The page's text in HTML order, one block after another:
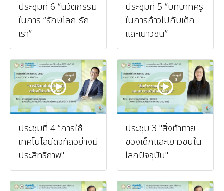
ประชุมที่ 6 “นวัตกรรม
ในการ “รักษ์โลก รัก
เรา”
ประชุมที่ 5 “บทบาทครู
ในการก้าวไปกับเด็ก
และเยาวชน”
ประชุมที่ 4 “การใช้
เทคโนโลยีดิจิทัลอย่างมี
ประสิทธิภาพ"
ประชุม 3 "สิ่งท้าทาย
ของเด็กและเยาวชนใน
โลกปัจจุบัน"